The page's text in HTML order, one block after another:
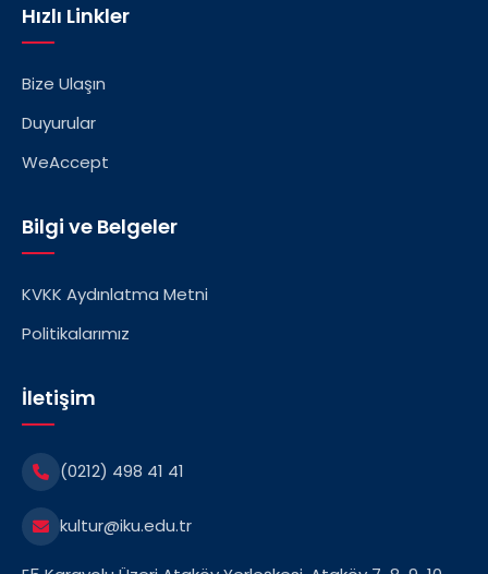
Hızlı Linkler
Bize Ulaşın
Duyurular
WeAccept
Bilgi ve Belgeler
KVKK Aydınlatma Metni
Politikalarımız
İletişim
(0212) 498 41 41
kultur@iku.edu.tr